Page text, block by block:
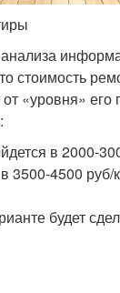
стоимость
«уровня»
в 2000-
3500-4500
будет